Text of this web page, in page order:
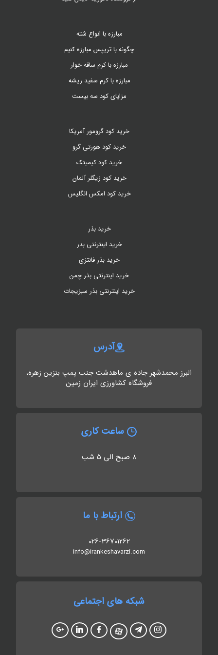
مبارزه با انواع شته
چگونه با تریپس مبارزه کنیم
مبارزه با کرم ساقه خوار
مبارزه با کرم سفید ریشه
مزایای کود سه بیست
خرید کود گرومور آمریکا
خرید کود هورتی گرو
خرید کود کیمیتک
خرید کود زیگلر آلمان
خرید کود امکس انگلیس
خرید بذر
خرید اینترنتی بذر
خرید بذر فانتزی
خرید اینترنتی بذر چمن
خرید اینترنتی بذر سبزیجات
آدرس
البرز محمدشهر جاده ی ماهدشت جنب پمپ بنزین زهره،
فروشگاه کشاورزی ایران زمین
ساعت کاری
8 صبح الی 5 شب
ارتباط با ما
026-36701262
info@irankeshavarzi.com
شبکه های اجتماعی